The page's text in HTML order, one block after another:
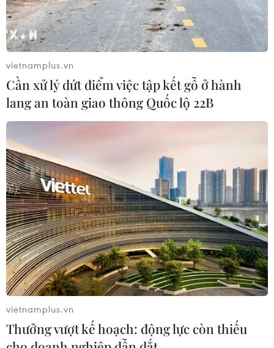
Cứu sống bệnh nhân đa chấn thương, vỡ
gan do tai nạn giao thông
29/08/2019 08:39
Bệnh nhân Nguyễn Minh Thắng bị sốc đa chấn thương,
vỡ gan sau tai nạn giao thông đã được các bác sỹ Bệnh
viện Đa khoa khu vực Định Quán, Đồng Nai tiến hành
phẫu thuật cấp cứu khẩn cấp ngay trong đêm.
vietnamplus.vn
Cần xử lý dứt điểm việc tập kết gỗ ở hành
lang an toàn giao thông Quốc lộ 22B
vietnamplus.vn
Thưởng vượt kế hoạch: động lực còn thiếu